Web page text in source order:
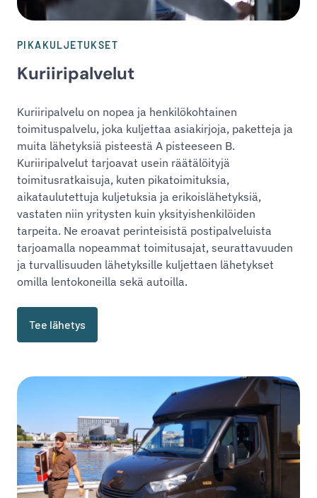
PIKAKULJETUKSET
Kuriiripalvelut
Kuriiripalvelu on nopea ja henkilökohtainen
toimituspalvelu, joka kuljettaa asiakirjoja, paketteja ja
muita lähetyksiä pisteestä A pisteeseen B.
Kuriiripalvelut tarjoavat usein räätälöityjä
toimitusratkaisuja, kuten pikatoimituksia,
aikataulutettuja kuljetuksia ja erikoislähetyksiä,
vastaten niin yritysten kuin yksityishenkilöiden
tarpeita. Ne eroavat perinteisistä postipalveluista
tarjoamalla nopeammat toimitusajat, seurattavuuden
ja turvallisuuden lähetyksille kuljettaen lähetykset
omilla lentokoneilla sekä autoilla.
Tee lähetys